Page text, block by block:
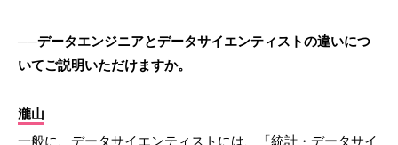
──データエンジニアとデータサイエンティストの違いにつ
いてご説明いただけますか。
瀧山
一般に、データサイエンティストには、「統計・データサイ